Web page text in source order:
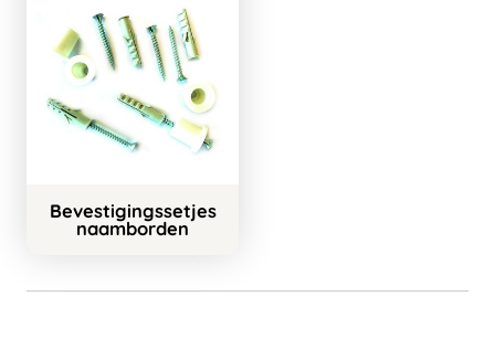
Bevestigingssetjes
naamborden